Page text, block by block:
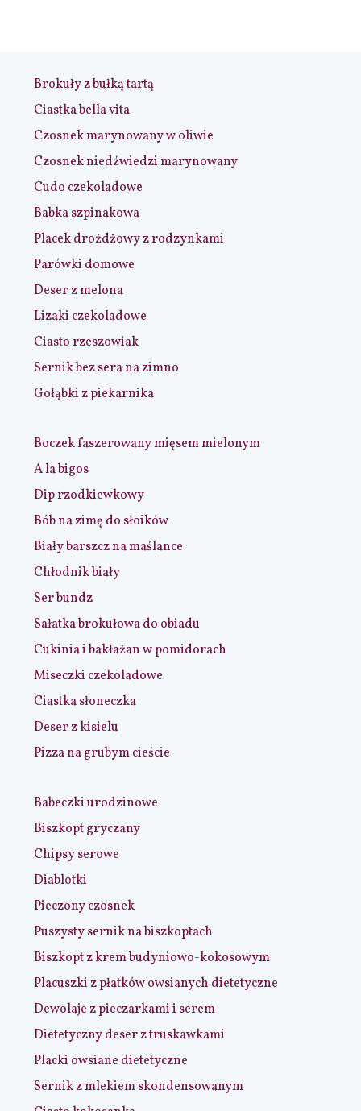
Brokuły z bułką tartą
Ciastka bella vita
Czosnek marynowany w oliwie
Czosnek niedźwiedzi marynowany
Cudo czekoladowe
Babka szpinakowa
Placek drożdżowy z rodzynkami
Parówki domowe
Deser z melona
Lizaki czekoladowe
Ciasto rzeszowiak
Sernik bez sera na zimno
Gołąbki z piekarnika
Boczek faszerowany mięsem mielonym
A la bigos
Dip rzodkiewkowy
Bób na zimę do słoików
Biały barszcz na maślance
Chłodnik biały
Ser bundz
Sałatka brokułowa do obiadu
Cukinia i bakłażan w pomidorach
Miseczki czekoladowe
Ciastka słoneczka
Deser z kisielu
Pizza na grubym cieście
Babeczki urodzinowe
Biszkopt gryczany
Chipsy serowe
Diablotki
Pieczony czosnek
Puszysty sernik na biszkoptach
Biszkopt z krem budyniowo-kokosowym
Placuszki z płatków owsianych dietetyczne
Dewolaje z pieczarkami i serem
Dietetyczny deser z truskawkami
Placki owsiane dietetyczne
Sernik z mlekiem skondensowanym